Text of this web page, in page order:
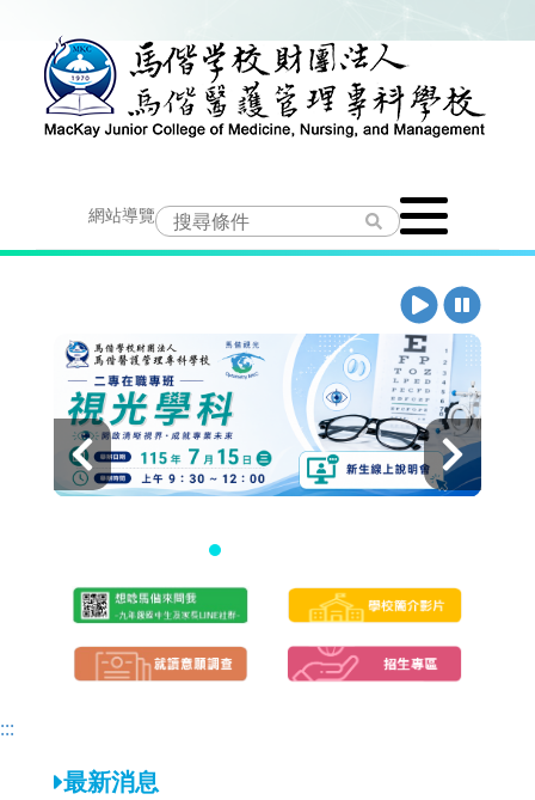
容
網站導覽
Toggle
navigation
播
放
暫
停
上
下
:::
最新消息